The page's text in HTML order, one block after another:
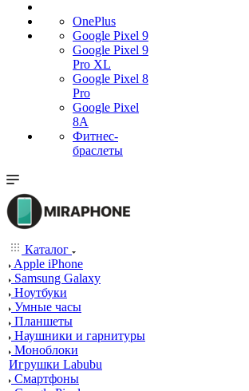
OnePlus
Google Pixel 9
Google Pixel 9
Pro XL
Google Pixel 8
Pro
Google Pixel
8A
Фитнес-
браслеты
Каталог
Apple iPhone
Samsung Galaxy
Ноутбуки
Умные часы
Планшеты
Наушники и гарнитуры
Моноблоки
Игрушки Labubu
Смартфоны